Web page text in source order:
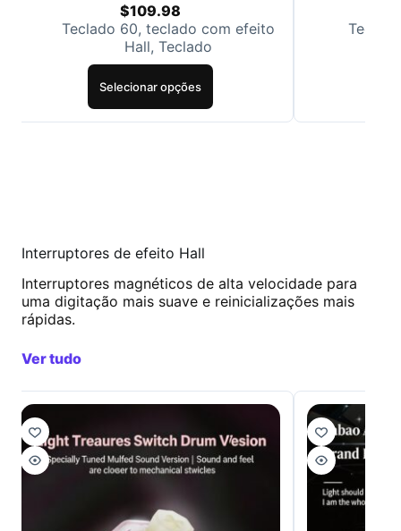
$109.98
Teclado 60, teclado com efeito
Hall, Teclado
Selecionar opções
Interruptores de efeito Hall
Interruptores magnéticos de alta velocidade para
uma digitação mais suave e reinicializações mais
rápidas.
Ver tudo